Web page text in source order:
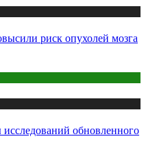
риск опухолей мозга
обновленного